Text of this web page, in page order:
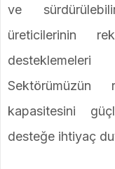
ve
üreticilerinin
desteklemeleri
Sektörümüzün
kapasitesini
desteğe ihtiyaç